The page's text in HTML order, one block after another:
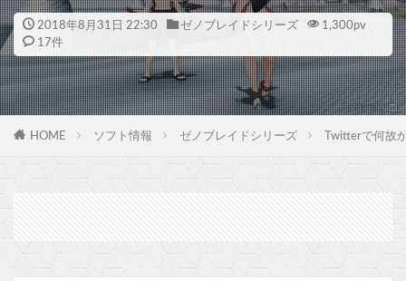
2018年8月31日 22:30 ゼノブレイドシリーズ 1,300pv
17件
HOME ソフト情報 ゼノブレイドシリーズ Twitterで何故